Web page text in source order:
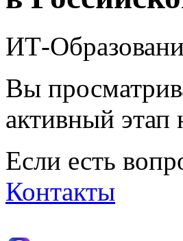
ИТ-
Вы
активный этап
Если есть
Контакты